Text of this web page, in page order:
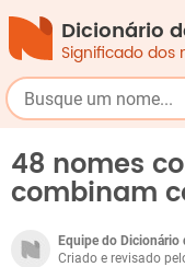
Dicionário
Significado dos
48 nomes
combinam
Equipe do Dicionário
Criado e revisado